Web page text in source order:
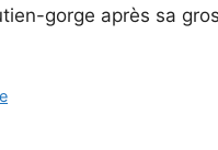
gorge après sa